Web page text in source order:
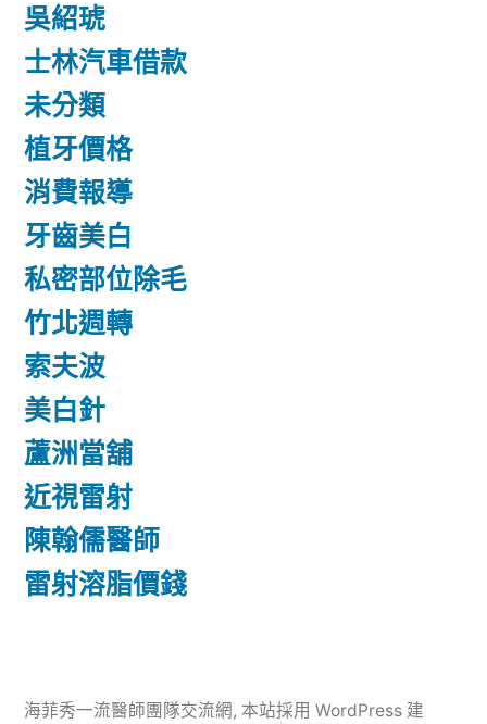
吳紹琥
士林汽車借款
未分類
植牙價格
消費報導
牙齒美白
私密部位除毛
竹北週轉
索夫波
美白針
蘆洲當舖
近視雷射
陳翰儒醫師
雷射溶脂價錢
海菲秀一流醫師團隊交流網, 本站採用 WordPress 建